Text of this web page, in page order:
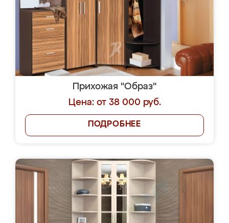
Прихожая "Образ"
Цена: от 38 000 руб.
ПОДРОБНЕЕ